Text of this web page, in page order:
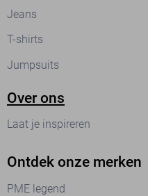
Jeans
T-shirts
Jumpsuits
Over ons
Laat je inspireren
Ontdek onze merken
PME legend